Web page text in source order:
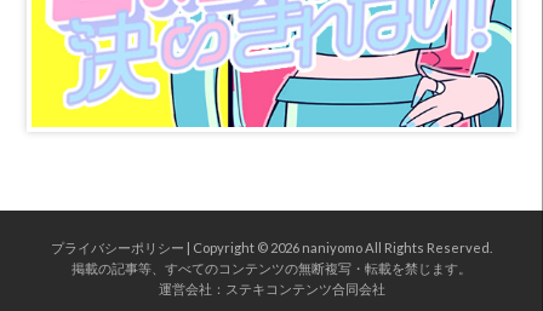
プライバシーポリシー | Copyright © 2026 naniyomoAll Rights Reserved.
掲載の記事等、すべてのコンテンツの無断複写・転載を禁じます。
運営会社： ステキコンテンツ合同会社